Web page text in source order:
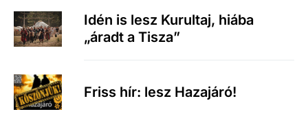
Idén is lesz Kurultaj, hiába
„áradt a Tisza”
Friss hír: lesz Hazajáró!